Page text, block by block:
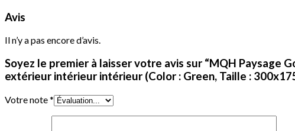
Avis
Il n’y a pas encore d’avis.
Soyez le premier à laisser votre avis sur “MQH Paysage
extérieur intérieur intérieur (Color : Green, Taille :
Votre note*